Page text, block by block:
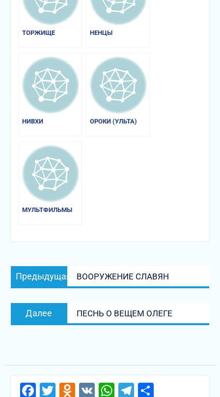
ТОРЖИЩЕ НЕНЦЫ
НИВХИ ОРОКИ (УЛЬТА)
МУЛЬТФИЛЬМЫ
Навигация
по
Предыдущая
запись:
ВООРУЖЕНИЕ СЛАВЯН
Далее
запись:
ПЕСНЬ О ВЕЩЕМ ОЛЕГЕ
Facebook
Twitter
Odnoklassniki
VKWhatsApp
Telegram